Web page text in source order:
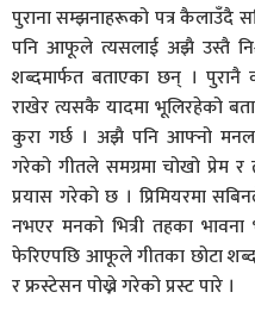
पुराना सम्झनाहरूको पत्र कैलाउँदै
पनि आफूले त्यसलाई अझै उस्तै
शब्दमार्फत बताएका छन् ।
राखेर त्यसकै यादमा भूलिरहेको
कुरा गर्छ । अझै पनि आफ्नो
गरेको गीतले समग्रमा चोखो प्रेम
प्रयास गरेको छ । प्रिमियरमा
नभएर मनको भित्री तहका
फेरिएपछि आफूले गीतका छोटा शब्द
र फ्रस्टेसन पोख्ने गरेको प्रस्ट पारे ।